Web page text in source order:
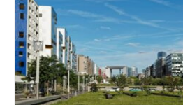
métro et train encombrent la
électorale – – Le